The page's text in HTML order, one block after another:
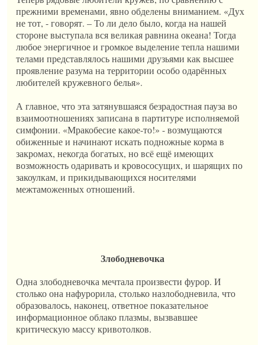
прежними временами, явно обделены вниманием. «Дух
не тот, - говорят. – То ли дело было, когда на нашей
стороне выступала вся великая равнина океана! Тогда
любое энергичное и громкое выделение тепла нашими
телами представлялось нашими друзьями как высшее
проявление разума на территории особо одарённых
любителей кружевного белья».
А главное, что эта затянувшаяся безрадостная пауза во
взаимоотношениях записана в партитуре исполняемой
симфонии. «Мракобесие какое-то!» - возмущаются
обиженные и начинают искать подножные корма в
закромах, некогда богатых, но всё ещё имеющих
возможность одаривать и кровососущих, и шарящих по
закоулкам, и прикидывающихся носителями
межтаможенных отношений.
Злободневочка
Одна злободневочка мечтала произвести фурор. И
столько она нафурорила, столько назлободневила, что
образовалось, наконец, ответное показательное
информационное облако плазмы, вызвавшее
критическую массу кривотолков.